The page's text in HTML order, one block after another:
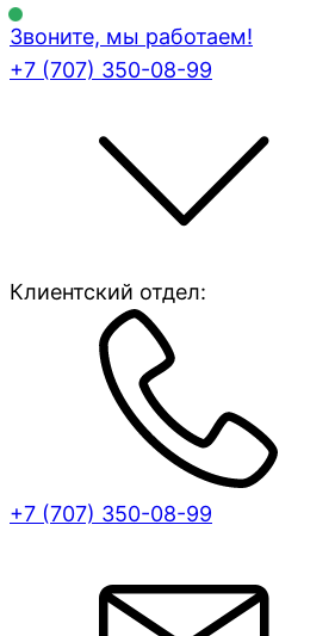
Звоните, мы работаем!
+7 (707) 350-08-99
Клиентский отдел:
+7 (707) 350-08-99